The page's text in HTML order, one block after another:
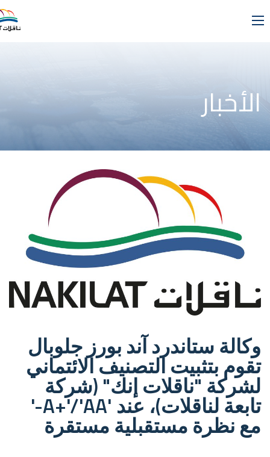
الأخبار
وكالة ستاندرد آند بورز جلوبال
تقوم بتثبيت التصنيف الائتماني
لشركة "ناقلات إنك" (شركة
تابعة لناقلات)، عند 'A+'/'AA-'
مع نظرة مستقبلية مستقرة